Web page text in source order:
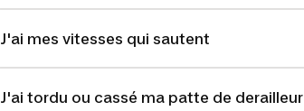
J'ai mes vitesses qui sautent
J'ai tordu ou cassé ma patte de derailleur